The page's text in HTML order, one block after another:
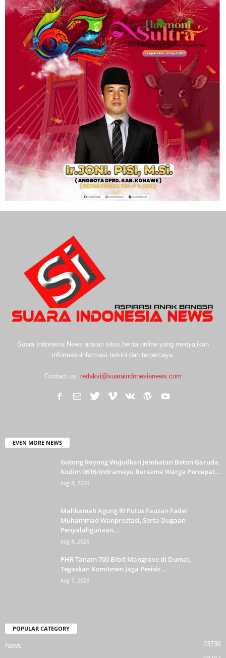
Suara Indonesia News adalah situs berita online yang menyajikan
informasi-informasi terkini dan terpercaya.
Contact us: redaksi@suaraindonesianews.com
EVEN MORE NEWS
Gotong Royong Wujudkan Jembatan Beton Garuda,
Kodim 0616/Indramayu Bersama Warga Percepat...
Aug 8, 2026
Mahkamah Agung RI Putus Fauzan Fadel
Muhammad Wanprestasi, Serta Dugaan
Penyalahgunaan...
Aug 8, 2026
PHR Tanam 700 Bibit Mangrove di Dumai,
Tegaskan Komitmen Jaga Pesisir...
Aug 7, 2026
POPULAR CATEGORY
News 23736